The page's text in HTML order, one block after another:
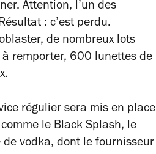
Attention, l’un des
: c’est perdu.
de nombreux lots
remporter, 600 lunettes de
régulier sera mis en place
le Black Splash, le
de vodka, dont le fournisseur